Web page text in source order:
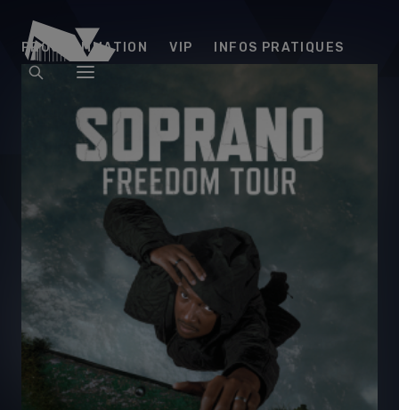
Arena
Futuroscope
PROGRAMMATION VIP INFOS PRATIQUES